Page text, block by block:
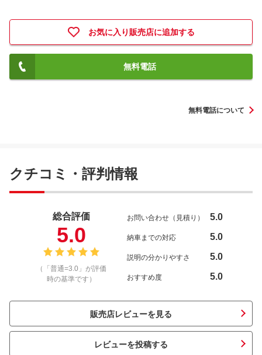
お気に入り販売店に追加する
無料電話
無料電話について
クチコミ・評判情報
総合評価
5.0
（「普通=3.0」が評価
時の基準です）
お問い合わせ（見積り） 5.0
納車までの対応 5.0
説明の分かりやすさ 5.0
おすすめ度 5.0
販売店レビューを見る
レビューを投稿する